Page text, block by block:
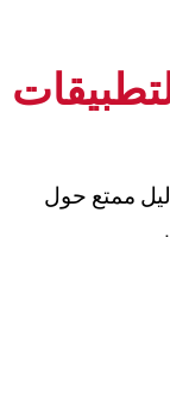
ممتع حول